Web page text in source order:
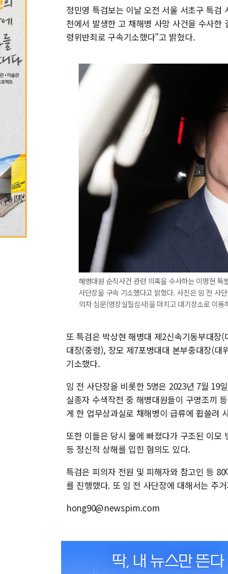
정민영 특검보는 이날 오전 서울 서초구 특
천에서 발생한 고 채해병 사망 사건을 수사한
령위반죄로 구속기소했다"고 밝혔다.
해병대원 순직사건 관련 의혹을 수사하는 이명현
사단장을 구속 기소했다고 밝혔다. 사진은 임 전 사
의자 심문(영장실질심사)을 마치고 대기장소로 이
또 특검은 박상현 해병대 제2신속기동부대장
대장(중령), 장모 제7포병대대 본부중대장(
기소했다.
임 전 사단장을 비롯한 5명은 2023년 7월 19
실종자 수색작전 중 해병대원들이 구명조끼
게 한 업무상과실로 채해병이 급류에 휩쓸려
또한 이들은 당시 물에 빠졌다가 구조된 이모
등 정신적 상해를 입힌 혐의도 있다.
특검은 피의자 전원 및 피해자와 참고인 등
를 진행했다. 또 임 전 사단장에 대해서는 주
hong90@newspim.com